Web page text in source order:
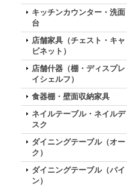
キッチンカウンター・洗面
台
店舗家具（チェスト・キャ
ビネット）
店舗什器（棚・ディスプレ
イシェルフ）
食器棚・壁面収納家具
ネイルテーブル・ネイルデ
スク
ダイニングテーブル（オー
ク）
ダイニングテーブル（パイ
ン）